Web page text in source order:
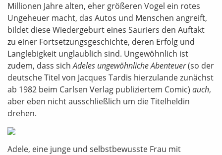
Millionen Jahre alten, eher größeren Vogel ein rotes
Ungeheuer macht, das Autos und Menschen angreift,
bildet diese Wiedergeburt eines Sauriers den Auftakt
zu einer Fortsetzungsgeschichte, deren Erfolg und
Langlebigkeit unglaublich sind. Ungewöhnlich ist
zudem, dass sichAdeles ungewöhnliche Abenteuer(so der
deutsche Titel von Jacques Tardis hierzulande zunächst
ab 1982 beim Carlsen Verlag publiziertem Comic) auch,
aber eben nicht ausschließlich um die Titelheldin
drehen.
Adele, eine junge und selbstbewusste Frau mit